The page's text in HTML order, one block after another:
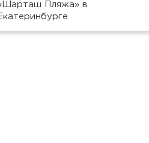
Пляжа» в